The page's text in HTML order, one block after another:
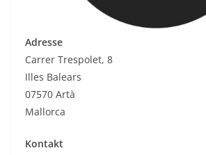
Adresse
Carrer Trespolet, 8
Illes Balears
07570 Artà
Mallorca
Kontakt